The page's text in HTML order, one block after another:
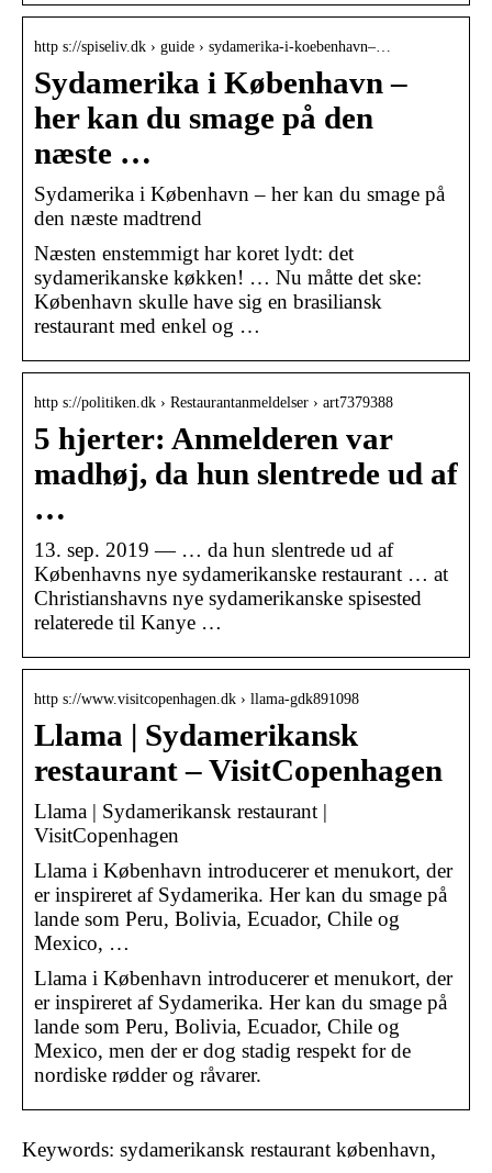
http s://spiseliv.dk › guide › sydamerika-i-koebenhavn–…
Sydamerika i København –
her kan du smage på den
næste …
Sydamerika i København – her kan du smage på
den næste madtrend
Næsten enstemmigt har koret lydt: det
sydamerikanske køkken! … Nu måtte det ske:
København skulle have sig en brasiliansk
restaurant med enkel og …
http s://politiken.dk › Restaurantanmeldelser › art7379388
5 hjerter: Anmelderen var
madhøj, da hun slentrede ud af
…
13. sep. 2019 — … da hun slentrede ud af
Københavns nye sydamerikanske restaurant … at
Christianshavns nye sydamerikanske spisested
relaterede til Kanye …
http s://www.visitcopenhagen.dk › llama-gdk891098
Llama | Sydamerikansk
restaurant – VisitCopenhagen
Llama | Sydamerikansk restaurant |
VisitCopenhagen
Llama i København introducerer et menukort, der
er inspireret af Sydamerika. Her kan du smage på
lande som Peru, Bolivia, Ecuador, Chile og
Mexico, …
Llama i København introducerer et menukort, der
er inspireret af Sydamerika. Her kan du smage på
lande som Peru, Bolivia, Ecuador, Chile og
Mexico, men der er dog stadig respekt for de
nordiske rødder og råvarer.
Keywords: sydamerikansk restaurant københavn,